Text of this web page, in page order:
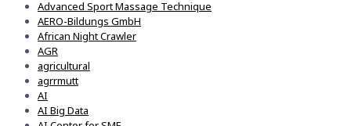
Advanced Sport Massage Technique
AERO-Bildungs GmbH
African Night Crawler
AGR
agricultural
agrrmutt
AI
AI Big Data